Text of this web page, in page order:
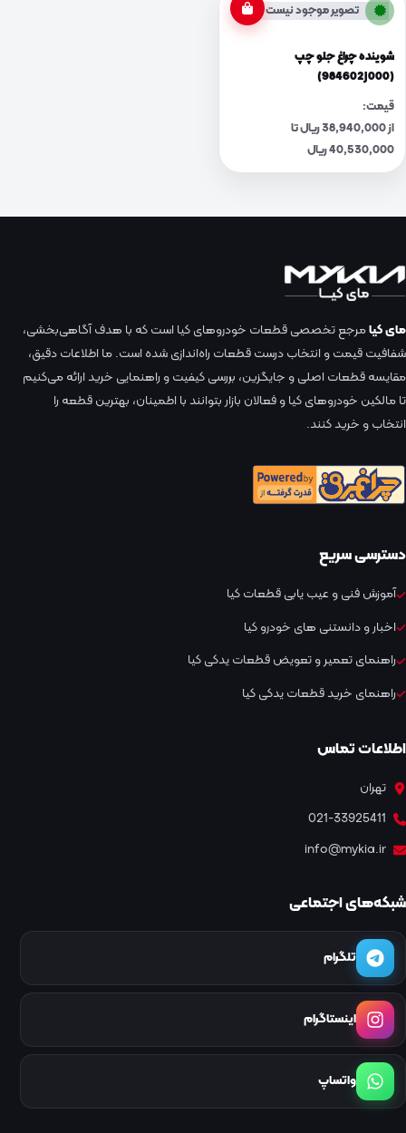
تصویر موجود نیست
شوینده چراغ جلو چپ
(984602J000)
قیمت:
از 38,940,000 ریال تا
40,530,000 ریال
مای کیامرجع تخصصی قطعات خودروهای کیا است که با هدف آگاهی‌بخشی،
شفافیت قیمت و انتخاب درست قطعات راه‌اندازی شده است. ما اطلاعات دقیق،
مقایسه قطعات اصلی و جایگزین، بررسی کیفیت و راهنمایی خرید ارائه می‌کنیم
تا مالکین خودروهای کیا و فعالان بازار بتوانند با اطمینان، بهترین قطعه را
انتخاب و خرید کنند.
دسترسی سریع
آموزش فنی و عیب یابی قطعات کیا
اخبار و دانستنی های خودرو کیا
راهنمای تعمیر و تعویض قطعات یدکی کیا
راهنمای خرید قطعات یدکی کیا
اطلاعات تماس
تهران
021-33925411
info@mykia.ir
شبکه‌های اجتماعی
تلگرام
اینستاگرام
واتساپ